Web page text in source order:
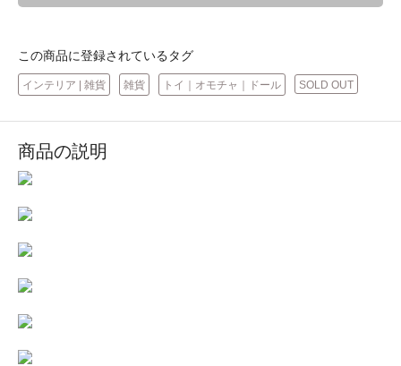
この商品に登録されているタグ
インテリア | 雑貨 雑貨 トイ｜オモチャ｜ドール SOLD OUT
商品の説明